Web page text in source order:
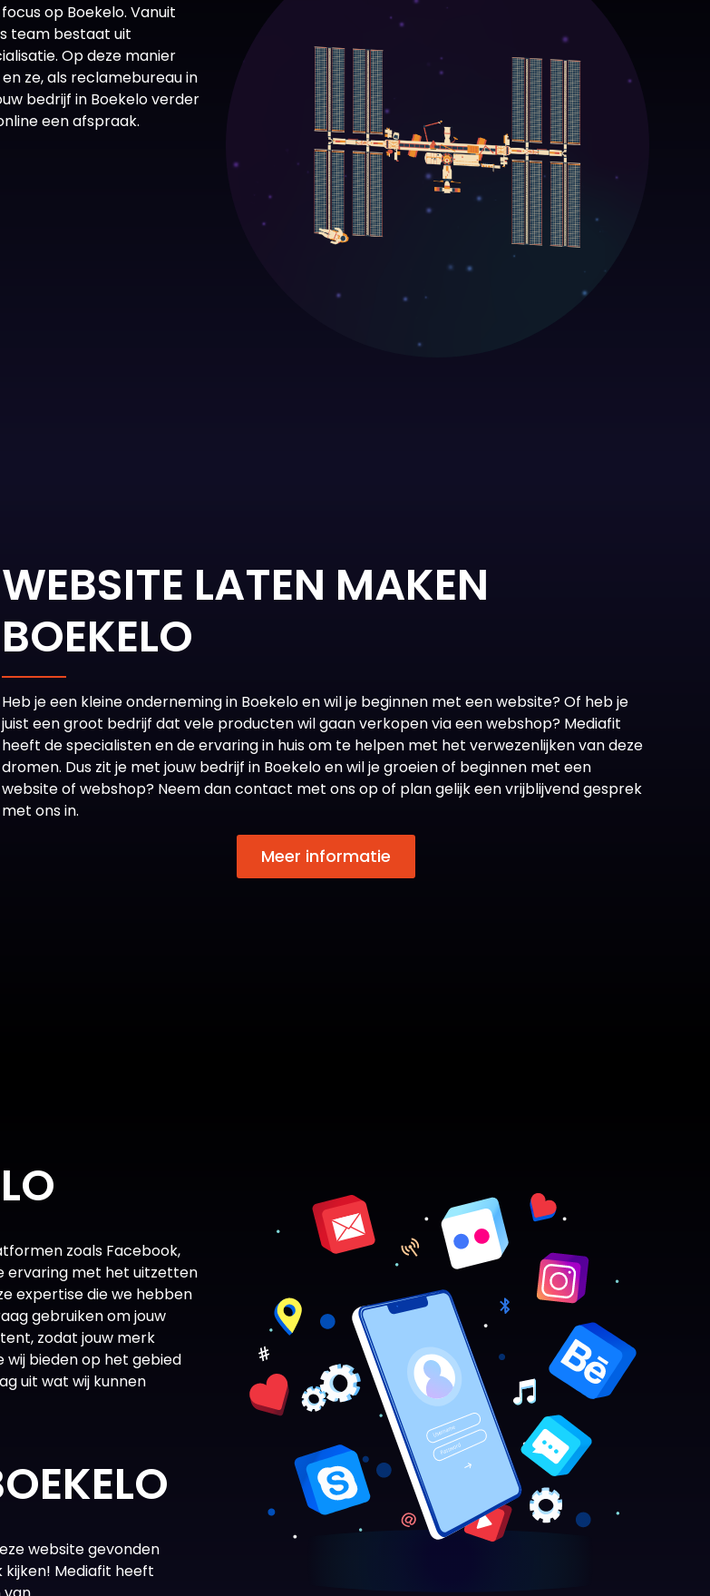
op Boekelo. Vanuit
team bestaat uit
Op deze manier
ze, als reclamebureau in
bedrijf in Boekelo verder
een afspraak.
WEBSITE LATEN MAKEN
BOEKELO
Heb je een kleine onderneming in Boekelo en wil je beginnen met een website? Of heb je
juist een groot bedrijf dat vele producten wil gaan verkopen via een webshop? Mediafit
heeft de specialisten en de ervaring in huis om te helpen met het verwezenlijken van deze
dromen. Dus zit je met jouw bedrijf in Boekelo en wil je groeien of beginnen met een
website of webshop? Neem dan contact met ons op of plan gelijk een vrijblijvend gesprek
met ons in.
Meer informatie
zoals Facebook,
ervaring met het uitzetten
expertise die we hebben
gebruiken om jouw
zodat jouw merk
bieden op het gebied
uit wat wij kunnen
website gevonden
Mediafit heeft